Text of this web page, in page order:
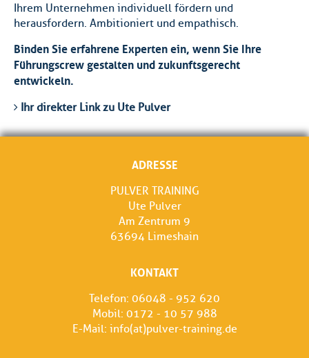
Ihrem Unternehmen individuell fördern und
herausfordern. Ambitioniert und empathisch.
Binden Sie erfahrene Experten ein, wenn Sie Ihre
Führungscrew gestalten und zukunftsgerecht
entwickeln.
Ihr direkter Link zu Ute Pulver
ADRESSE
PULVER TRAINING
Ute Pulver
Am Zentrum 9
63694 Limeshain
KONTAKT
Telefon: 06048 - 952 620
Mobil: 0172 - 10 57 988
E-Mail: info(at)pulver-training.de